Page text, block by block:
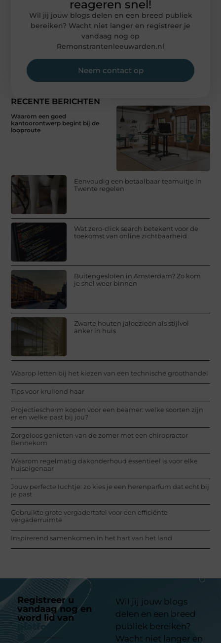
RECENTE BERICHTEN
Waarom een goed
kantoorontwerp begint bij de
looproute
Eenvoudig een betaalbaar teamuitje in
Twente regelen
Wat zero-click search betekent voor de
toekomst van online zichtbaarheid
Buitengesloten in Amsterdam? Zo kom
je snel weer binnen
Zwarte houten jaloezieën als stijlvol
anker in huis
Waarop letten bij het kiezen van een technische groothandel
Tips voor krullend haar
Projectiescherm kopen voor een beamer: welke soorten zijn
er en welke past bij jou?
Zorgeloos genieten van de zomer met een chiropractor
Bennekom
Waarom regelmatig dakonderhoud essentieel is voor elke
huiseigenaar
Jouw perfecte luchtje: zo kies je een herenparfum dat echt bij
je past
Gebruikte grote vergadertafel voor een efficiënte
vergaderruimte
Inspirerend samenkomen in het hart van het land
reageren snel!
Wil jij jouw blogs delen en een breed publiek
bereiken? Wacht niet langer en registreer je
vandaag nog op
Remonstrantenleeuwarden.nl
Neem contact op
Registreer u
vandaag nog en
word lid van
platform
Wil jij jouw blogs
delen en een breed
publiek bereiken?
Wacht niet langer en